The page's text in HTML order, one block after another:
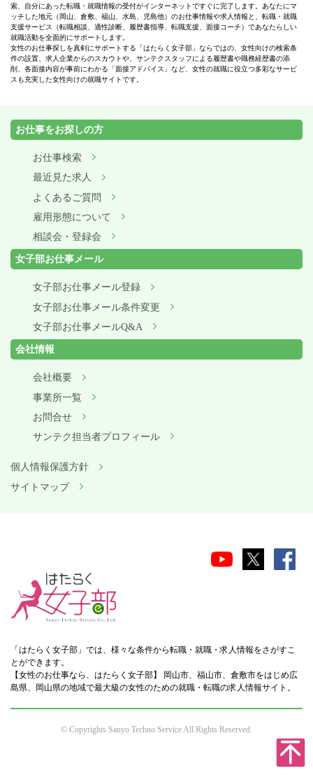
索、自分にあった転職・就職情報の受付がインターネットですぐに完了します。あなたにマ
ッチした地元（岡山、倉敷、福山、水島、児島他）のお仕事情報や求人情報と、転職・就職
支援サービス（転職相談、適性診断、履歴書指導、転職支援、面接コーチ）であなたらしい
就職活動を全面的にサポートします。
女性のお仕事探しを真剣にサポートする「はたらく女子部」ならではの、女性向けの検索条
件の設置、求人企業からのスカウトや、サンテクスタッフによる履歴書や職務経歴書の添
削、各面接内容が事前にわかる「面接アドバイス」など、女性の就職に役立つ多彩なサービ
スも充実した女性向けの就職サイトです。
お仕事をお探しの方
お仕事検索
最近見た求人
よくあるご質問
雇用形態について
相談会・登録会
女子部お仕事メール
女子部お仕事メール登録
女子部お仕事メール条件変更
女子部お仕事メールQ&A
会社情報
会社概要
事業所一覧
お問合せ
サンテク担当者プロフィール
個人情報保護方針
サイトマップ
「はたらく女子部」では、様々な条件から転職・就職・求人情報をさがすこ
とができます。
【女性のお仕事なら、はたらく女子部】 岡山市、福山市、倉敷市をはじめ広
島県、岡山県の地域で最大級の女性のための就職・転職の求人情報サイト。
© Copyrights Sanyo Techno Service All Rights Reserved.